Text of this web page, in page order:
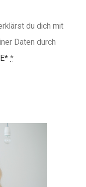
du dich mit
Daten durch
*